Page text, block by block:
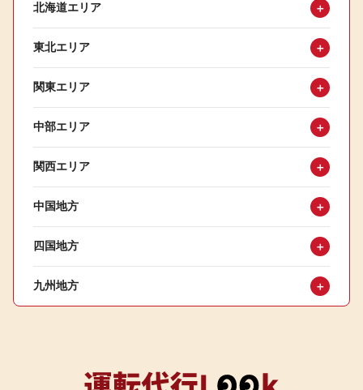
北海道エリア ＋
東北エリア ＋
関東エリア ＋
中部エリア ＋
関西エリア ＋
中国地方 ＋
四国地方 ＋
九州地方 ＋